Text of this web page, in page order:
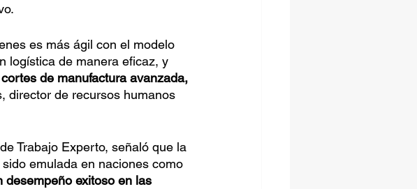
es más ágil con el modelo
logística de manera eficaz, y
de manufactura avanzada,
director de recursos humanos
Trabajo Experto, señaló que la
emulada en naciones como
desempeño exitoso en las